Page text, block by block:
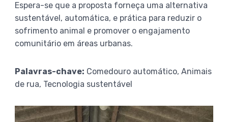
Espera-se que a proposta forneça uma alternativa
sustentável, automática, e prática para reduzir o
sofrimento animal e promover o engajamento
comunitário em áreas urbanas.
Palavras-chave: Comedouro automático, Animais
de rua, Tecnologia sustentável